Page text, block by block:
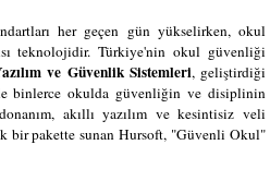
her geçen gün yükselirken, okul
teknolojidir. Türkiye'nin okul güvenliği
ve Güvenlik Sistemleri, geliştirdiği
binlerce okulda güvenliğin ve disiplinin
akıllı yazılım ve kesintisiz veli
pakette sunan Hursoft, "Güvenli Okul"